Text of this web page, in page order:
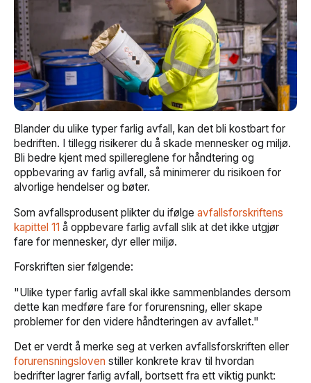
Blander du ulike typer farlig avfall, kan det bli kostbart for
bedriften. I tillegg risikerer du å skade mennesker og miljø.
Bli bedre kjent med spillereglene for håndtering og
oppbevaring av farlig avfall, så minimerer du risikoen for
alvorlige hendelser og bøter.
Som avfallsprodusent plikter du ifølge avfallsforskriftens
kapittel 11 å oppbevare farlig avfall slik at det ikke utgjør
fare for mennesker, dyr eller miljø.
Forskriften sier følgende:
"Ulike typer farlig avfall skal ikke sammenblandes dersom
dette kan medføre fare for forurensning, eller skape
problemer for den videre håndteringen av avfallet."
Det er verdt å merke seg at verken avfallsforskriften eller
forurensningsloven stiller konkrete krav til hvordan
bedrifter lagrer farlig avfall, bortsett fra ett viktig punkt: